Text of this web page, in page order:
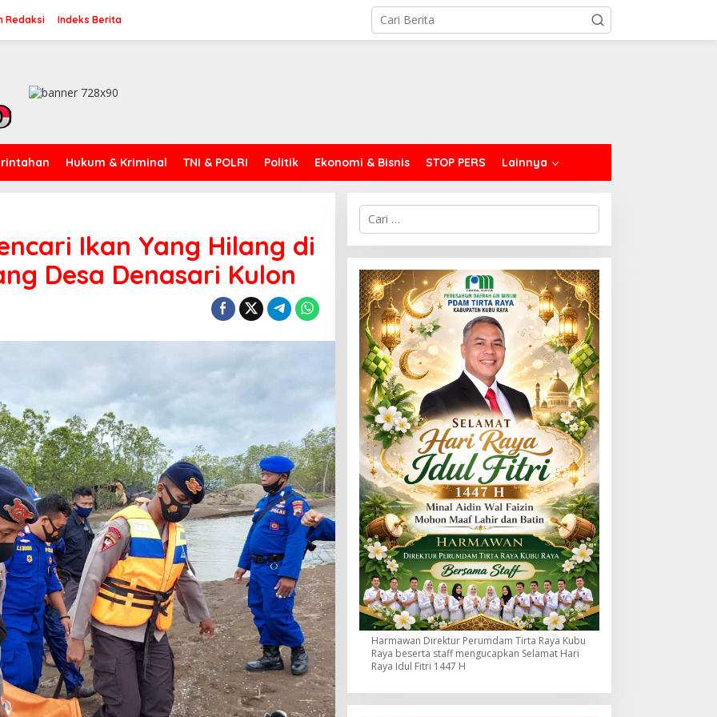
Redaksi Indeks Berita
Hukum & Kriminal TNI & POLRI Politik Ekonomi & Bisnis STOP PERS Lainnya
Ikan Yang Hilang di
Desa Denasari Kulon
C
i
u
n
t
u
k
:
Harmawan Direktur Perumdam Tirta Raya Kubu
Raya beserta staff mengucapkan Selamat Hari
Raya Idul Fitri 1447 H